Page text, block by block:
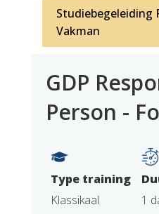
Studiebegeleiding
Vakman
GDP
Person -
Type training
Klassikaal
1